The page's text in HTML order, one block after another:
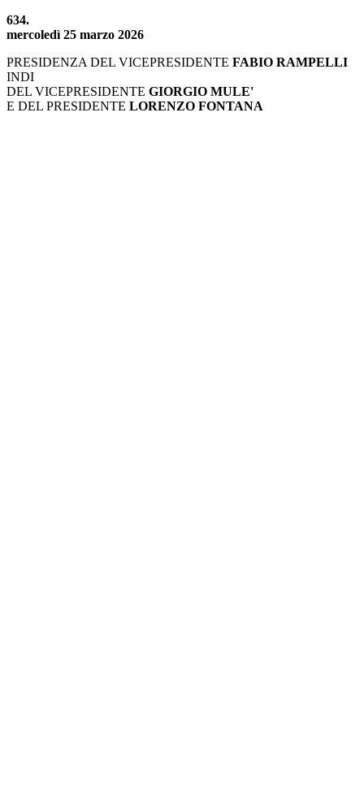
634.
mercoledì 25 marzo 2026
PRESIDENZA DEL VICEPRESIDENTE FABIO RAMPELLI
INDI
DEL VICEPRESIDENTE GIORGIO MULE'
E DEL PRESIDENTE LORENZO FONTANA